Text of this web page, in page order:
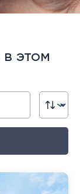
этом